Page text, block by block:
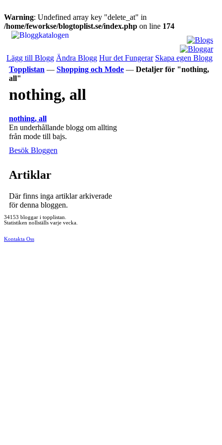
Warning: Undefined array key "delete_at" in
/home/feworkse/blogtoplist.se/index.php on line 174
Lägg till Blogg Ändra Blogg Hur det Fungerar Skapa egen Blogg
Topplistan — Shopping och Mode — Detaljer för "nothing,
all"
nothing, all
nothing, all
En underhållande blogg om allting
från mode till bajs.
Besök Bloggen
Artiklar
Där finns inga artiklar arkiverade
för denna bloggen.
34153 bloggar i topplistan.
Statistiken nollställs varje vecka.
Kontakta Oss